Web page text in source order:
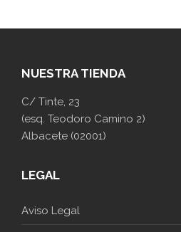
NUESTRA TIENDA
C/ Tinte, 23
(esq. Teodoro Camino 2)
Albacete (02001)
LEGAL
Aviso Legal